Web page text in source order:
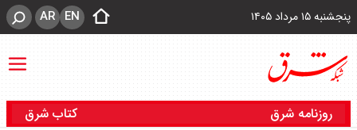
پنجشنبه ۱۵ مرداد ۱۴۰۵ EN
AR
روزنامه شرق کتاب شرق